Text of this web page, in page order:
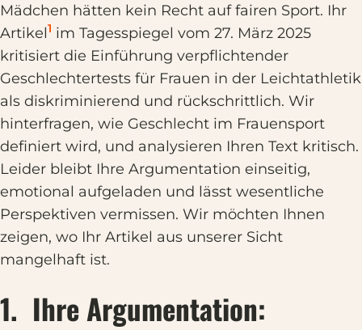
Mädchen hätten kein Recht auf fairen Sport. Ihr
Artikel1 im Tagesspiegel vom 27. März 2025
kritisiert die Einführung verpflichtender
Geschlechtertests für Frauen in der Leichtathletik
als diskriminierend und rückschrittlich. Wir
hinterfragen, wie Geschlecht im Frauensport
definiert wird, und analysieren Ihren Text kritisch.
Leider bleibt Ihre Argumentation einseitig,
emotional aufgeladen und lässt wesentliche
Perspektiven vermissen. Wir möchten Ihnen
zeigen, wo Ihr Artikel aus unserer Sicht
mangelhaft ist.
1. Ihre Argumentation: